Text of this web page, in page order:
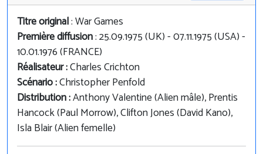
Titre original: War Games
Première diffusion: 25.09.1975 (UK) - 07.11.1975 (USA) -
10.01.1976 (FRANCE)
Réalisateur :Charles Crichton
Scénario :Christopher Penfold
Distribution :Anthony Valentine (Alien mâle), Prentis
Hancock (Paul Morrow), Clifton Jones (David Kano),
Isla Blair (Alien femelle)